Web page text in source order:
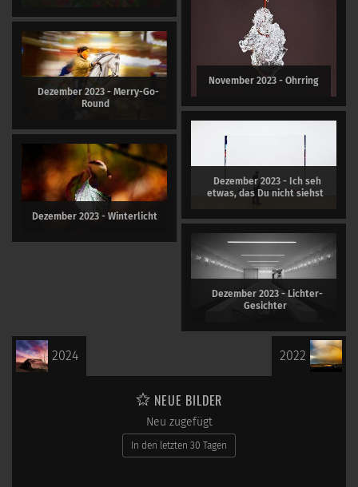
November 2023 - Ohrring
Dezember 2023 - Merry-Go-
Round
Dezember 2023 - Ich seh
etwas, das Du nicht siehst
Dezember 2023 - Winterlicht
Dezember 2023 - Lichter-
Gesichter
2024 2022
NEUE BILDER
Neu zugefügt
In den letzten 30 Tagen